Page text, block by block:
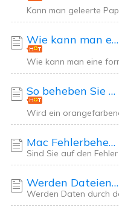
Wie kann man eine formatierte NTFS-Partition auf dem Mac wiederherstellen?
So beheben Sie den orangefarbenen Bildschirm auf MacBook Pro [5 Lösungen]
Mac Fehlerbehebung: SD-Karten können nicht mit der Erste Hilfe repariert werden
Werden Dateien durch das Leeren des Papierkorbs endgültig gelöscht? Die Wiederherstellung ist noch möglich!